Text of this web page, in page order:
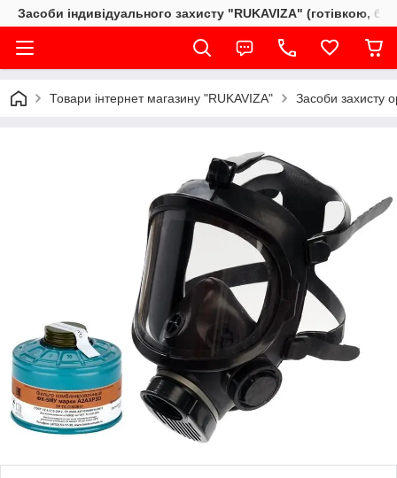
Засоби індивідуального захисту "RUKAVIZA" (готівкою,
Товари інтернет магазину "RUKAVIZA" Засоби захисту